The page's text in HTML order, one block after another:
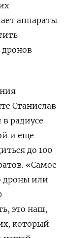
аппараты
дронов
Станислав
в радиусе
и еще
до 100
«Самое
дроны или
это наш,
который